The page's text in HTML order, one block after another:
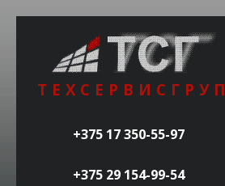
ТЕХСЕРВИСГРУП
+375 17 350-55-97
+375 29 154-99-54